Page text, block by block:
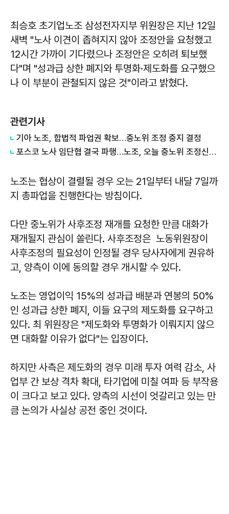
최승호 초기업노조 삼성전자지부 위원장은 지난 12일
새벽 "노사 이견이 좁혀지지 않아 조정안을 요청했고
12시간 가까이 기다렸으나 조정안은 오히려 퇴보했
다"며 "성과급 상한 폐지와 투명화·제도화를 요구했으
나 이 부분이 관철되지 않은 것"이라고 밝혔다.
관련기사
기아 노조, 합법적 파업권 확보…중노위 조정 중지 결정
포스코 노사 임단협 결국 파행…노조, 오늘 중노위 조정신청 통보
노조는 협상이 결렬될 경우 오는 21일부터 내달 7일까
지 총파업을 진행한다는 방침이다.
다만 중노위가 사후조정 재개를 요청한 만큼 대화가
재개될지 관심이 쏠린다. 사후조정은 노동위원장이
사후조정의 필요성이 인정될 경우 당사자에게 권유하
고, 양측이 이에 동의할 경우 개시할 수 있다.
노조는 영업이익 15%의 성과급 배분과 연봉의 50%
인 성과급 상한 폐지, 이들 요구의 제도화를 요구하고
있다. 최 위원장은 "제도화와 투명화가 이뤄지지 않으
면 대화할 이유가 없다"는 입장이다.
하지만 사측은 제도화의 경우 미래 투자 여력 감소, 사
업부 간 보상 격차 확대, 타기업에 미칠 여파 등 부작용
이 크다고 보고 있다. 양측의 시선이 엇갈리고 있는 만
큼 논의가 사실상 공전 중인 것이다.